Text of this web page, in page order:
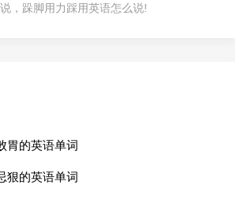
，跺脚用力踩用英语怎么说!
胃的英语单词
狠的英语单词